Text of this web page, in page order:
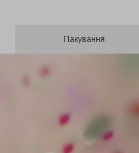
Пакування